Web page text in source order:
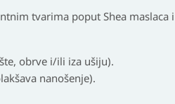
tvarima poput Shea maslaca
obrve i/ili iza ušiju).
nanošenje).